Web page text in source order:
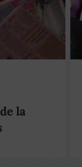
la